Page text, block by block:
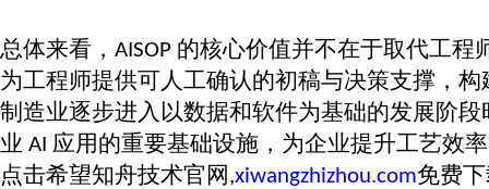
总体来看， AISOP 的核心价值并不在于取代工程
为工程师提供可人工确认的初稿与决策支撑，
制造业逐步进入以数据和软件为基础的发展阶段
业 AI 应用的重要基础设施，为企业提升工艺效
点击希望知舟技术官网,xiwangzhizhou.com免费